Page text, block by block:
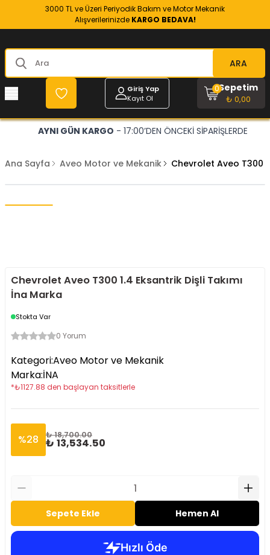
3000 TL ve Üzeri Periyodik Bakım ve Motor Mekanik
Alışverilerinizde KARGO BEDAVA!
ARA
Giriş Yap
Kayıt Ol
Sepetim
₺ 0,00
0
AYNI GÜN KARGO - 17:00’DEN ÖNCEKİ SİPARİŞLERDE
Ana Sayfa Aveo Motor ve Mekanik Chevrolet Aveo T300
Chevrolet Aveo T300 1.4 Eksantrik Dişli Takımı
İna Marka
Stokta Var
0 Yorum
Kategori:Aveo Motor ve Mekanik
Marka:İNA
*₺1127.88 den başlayan taksitlerle
%28 ₺ 18,700.00
₺ 13,534.50
Sepete Ekle Hemen Al